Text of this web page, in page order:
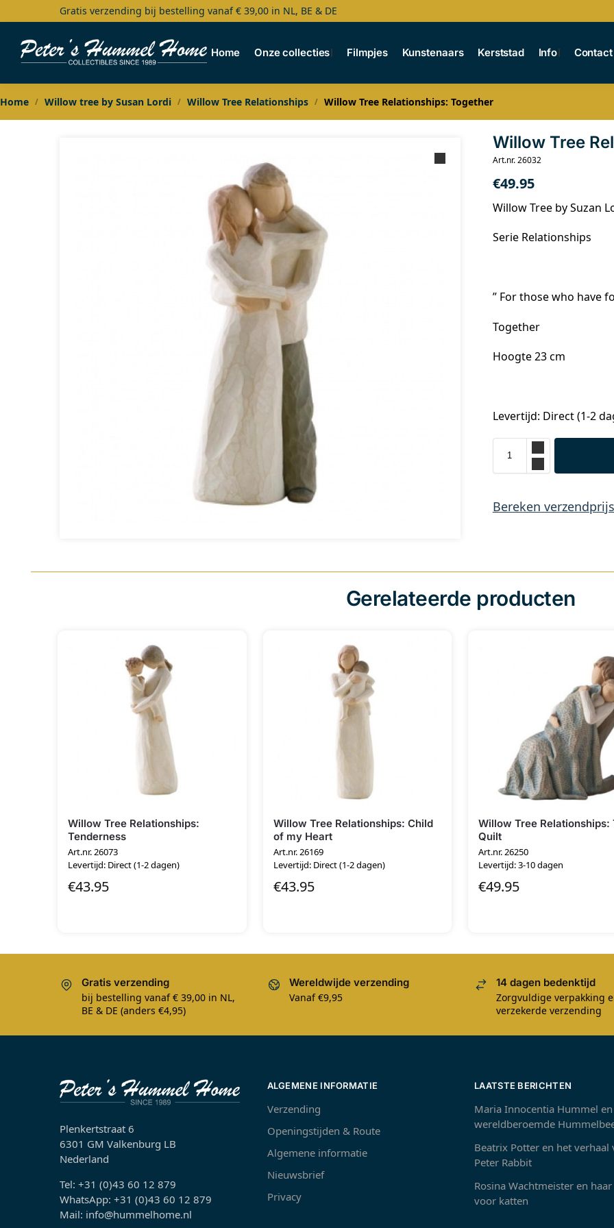
Gratis verzending bij bestelling vanaf € 39,00 in NL, BE & DE
Home Onze collecties Filmpjes Kunstenaars Kerststad Info Contact
Search
Home / Willow tree by Susan Lordi / Willow Tree Relationships / Willow Tree Relationships: Together
Willow Tree
Art.nr. 26032
€49.95
Willow Tree by Suzan
Serie Relationships
” For those who have
Together
Hoogte 23 cm
Levertijd: Direct (1-2
Bereken verzendprijs
Gerelateerde producten
Willow Tree Relationships:
Tenderness
Art.nr. 26073
Levertijd: Direct (1-2 dagen)
€43.95
Willow Tree Relationships: Child
of my Heart
Art.nr. 26169
Levertijd: Direct (1-2 dagen)
€43.95
Willow Tree Relationships:
Quilt
Art.nr. 26250
Levertijd: 3-10 dagen
€49.95
Gratis verzending
bij bestelling vanaf € 39,00 in NL,
BE & DE (anders €4,95)
Wereldwijde verzending
Vanaf €9,95
14 dagen bedenktijd
Zorgvuldige verpakking
verzekerde verzending
Plenkertstraat 6
6301 GM Valkenburg LB
Nederland
Tel: +31 (0)43 60 12 879
WhatsApp: +31 (0)43 60 12 879
Mail: info@hummelhome.nl
ALGEMENE INFORMATIE
Verzending
Openingstijden & Route
Algemene informatie
Nieuwsbrief
Privacy
LAATSTE BERICHTEN
Maria Innocentia Hummel
wereldberoemde
Beatrix Potter en het verhaal
Peter Rabbit
Rosina Wachtmeister en
voor katten